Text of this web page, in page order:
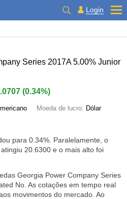
Login
Series 2017A 5.00% Junior
(0.34%)
Moeda de lucro: Dólar
para 0.34% . Paralelamente, o
20.6300 e o mais alto foi
Georgia Power Company Series
No. As cotações em tempo real
movimentos do mercado. Ao